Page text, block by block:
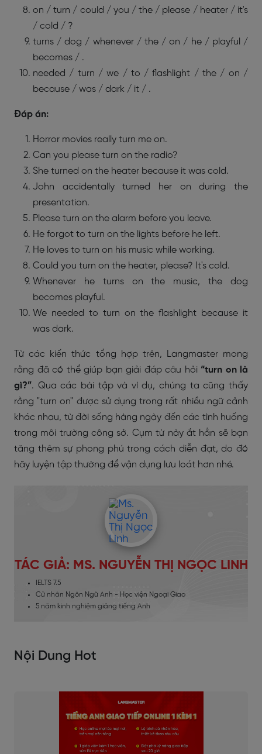
on / turn / could / you / the / please / heater / it's
/ cold / ?
turns / dog / whenever / the / on / he / playful /
becomes / .
needed / turn / we / to / flashlight / the / on /
because / was / dark / it / .
Đáp án:
Horror movies really turn me on.
Can you please turn on the radio?
She turned on the heater because it was cold.
John accidentally turned her on during the
presentation.
Please turn on the alarm before you leave.
He forgot to turn on the lights before he left.
He loves to turn on his music while working.
Could you turn on the heater, please? It's cold.
Whenever he turns on the music, the dog
becomes playful.
We needed to turn on the flashlight because it
was dark.
Từ các kiến thức tổng hợp trên, Langmaster mong
rằng đã có thể giúp bạn giải đáp câu hỏi “turn on là
gì?”. Qua các bài tập và ví dụ, chúng ta cũng thấy
rằng "turn on" được sử dụng trong rất nhiều ngữ cảnh
khác nhau, từ đời sống hàng ngày đến các tình huống
trong môi trường công sở. Cụm từ này ắt hẳn sẽ bạn
tăng thêm sự phong phú trong cách diễn đạt, do đó
hãy luyện tập thường để vận dụng lưu loát hơn nhé.
TÁC GIẢ: MS. NGUYỄN THỊ NGỌC LINH
IELTS 7.5
Cử nhân Ngôn Ngữ Anh - Học viện Ngoại Giao
5 năm kinh nghiệm giảng tiếng Anh
Nội Dung Hot